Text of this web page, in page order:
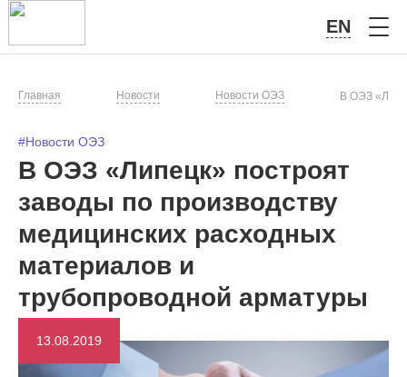
EN
Главная Новости Новости ОЭЗ В ОЭЗ
#Новости ОЭЗ
В ОЭЗ «Липецк» построят
заводы по производству
медицинских расходных
материалов и
трубопроводной арматуры
13.08.2019